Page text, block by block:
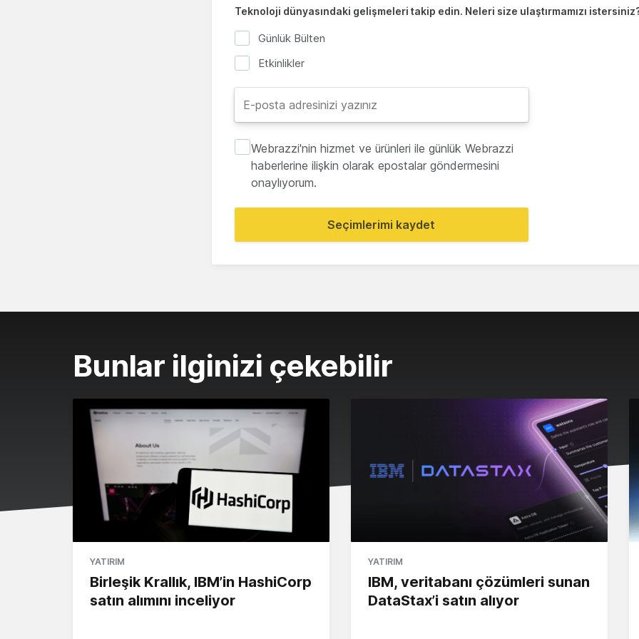
Teknoloji dünyasındaki gelişmeleri takip edin. Neleri size ulaştırmamızı
Günlük Bülten
Etkinlikler
Webrazzi'nin hizmet ve ürünleri ile günlük Webrazzi
haberlerine ilişkin olarak epostalar göndermesini
onaylıyorum.
Seçimlerimi kaydet
Bunlar ilginizi çekebilir
YATIRIM
Birleşik Krallık, IBM’in HashiCorp
satın alımını inceliyor
YATIRIM
IBM, veritabanı çözümleri sunan
DataStax’i satın alıyor